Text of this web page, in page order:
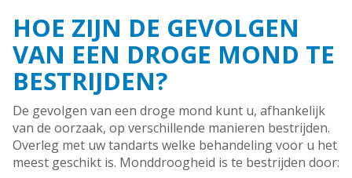
HOE ZIJN DE GEVOLGEN
VAN EEN DROGE MOND TE
BESTRIJDEN?
De gevolgen van een droge mond kunt u, afhankelijk
van de oorzaak, op verschillende manieren bestrijden.
Overleg met uw tandarts welke behandeling voor u het
meest geschikt is. Monddroogheid is te bestrijden door: